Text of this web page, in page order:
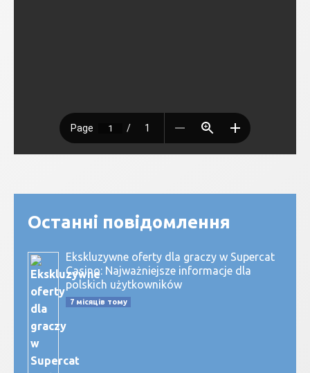
Останні повідомлення
Ekskluzywne oferty dla graczy w Supercat
Casino: Najważniejsze informacje dla
polskich użytkowników
7 місяців тому